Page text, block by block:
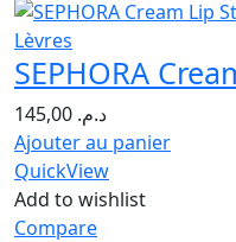
Lèvres
SEPHORA
د.م.
Ajouter au panier
QuickView
Add to wishlist
Compare